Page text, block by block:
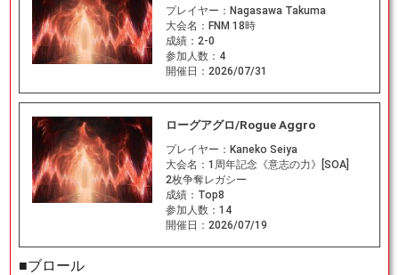
プレイヤー： Nagasawa Takuma
大会名： FNM 18時
成績： 2-0
参加人数： 4
開催日： 2026/07/31
ローグアグロ/Rogue Aggro
プレイヤー： Kaneko Seiya
大会名： 1周年記念《意志の力》[SOA]
2枚争奪レガシー
成績： Top8
参加人数： 14
開催日： 2026/07/19
■ブロール